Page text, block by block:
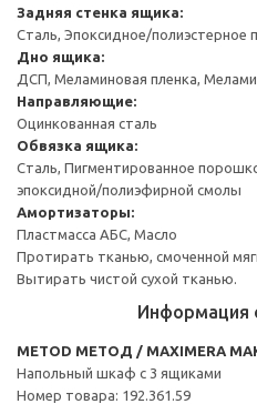
Задняя стенка ящика:
Сталь, Эпоксидное/
Дно ящика:
ДСП, Меламиновая пленка,
Направляющие:
Оцинкованная сталь
Обвязка ящика:
Сталь, Пигментированное
эпоксидной/полиэфирной смолы
Амортизаторы:
Пластмасса АБС, Масло
Протирать тканью, смоченной
Вытирать чистой сухой тканью.
Информация
METOD МЕТОД / MAXIMERA
Напольный шкаф с 3 ящиками
Номер товара: 192.361.59